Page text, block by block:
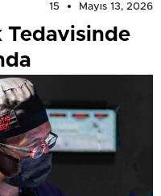
15 Mayıs 13, 2026
Tedavisinde